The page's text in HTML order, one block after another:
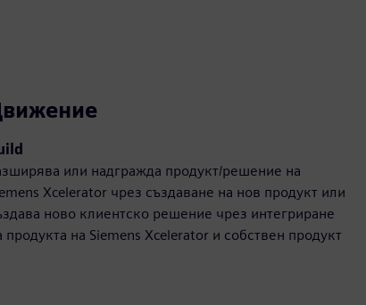
или надгражда продукт/решение на
Xcelerator чрез създаване на нов продукт или
ново клиентско решение чрез интегриране
продукта на Siemens Xcelerator и собствен продукт